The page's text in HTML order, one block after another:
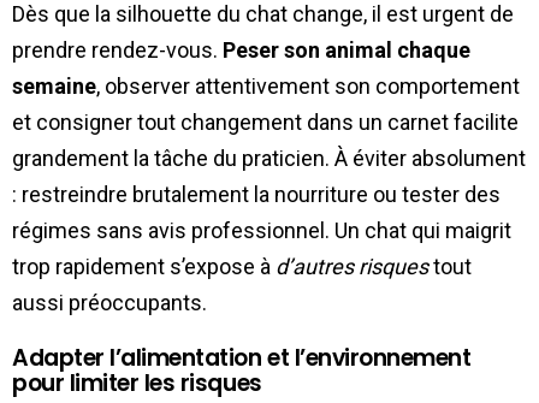
Dès que la silhouette du chat change, il est urgent de
prendre rendez-vous. Peser son animal chaque
semaine, observer attentivement son comportement
et consigner tout changement dans un carnet facilite
grandement la tâche du praticien. À éviter absolument
: restreindre brutalement la nourriture ou tester des
régimes sans avis professionnel. Un chat qui maigrit
trop rapidement s’expose à d’autres risquestout
aussi préoccupants.
Adapter l’alimentation et l’environnement
pour limiter les risques